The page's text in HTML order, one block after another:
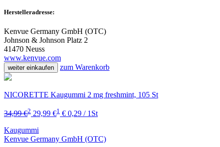
Herstelleradresse:
Kenvue Germany GmbH (OTC)
Johnson & Johnson Platz 2
41470 Neuss
www.kenvue.com
weiter einkaufen zum Warenkorb
NICORETTE Kaugummi 2 mg freshmint, 105 St
34,99 €2 29,99 €1 € 0,29 / 1St
Kaugummi
Kenvue Germany GmbH (OTC)